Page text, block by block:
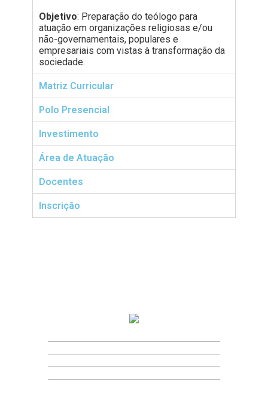
Objetivo: Preparação do teólogo para
atuação em organizações religiosas e/ou
não-governamentais, populares e
empresariais com vistas à transformação da
sociedade.
Matriz Curricular
Polo Presencial
Investimento
Área de Atuação
Docentes
Inscrição